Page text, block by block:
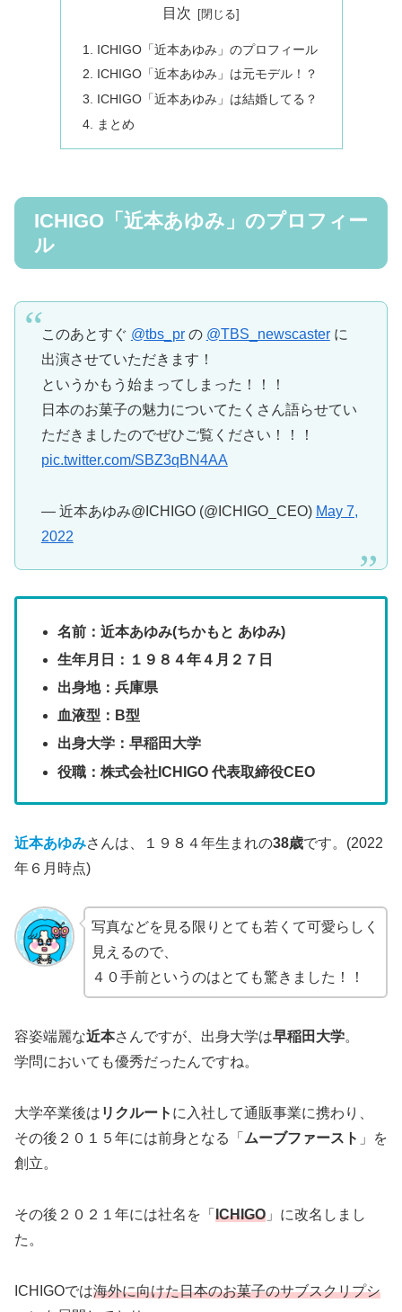
目次
ICHIGO「近本あゆみ」のプロフィール
ICHIGO「近本あゆみ」は元モデル！？
ICHIGO「近本あゆみ」は結婚してる？
まとめ
ICHIGO「近本あゆみ」のプロフィー
ル
このあとすぐ @tbs_prの @TBS_newscasterに
出演させていただきます！
というかもう始まってしまった！！！
日本のお菓子の魅力についてたくさん語らせてい
ただきましたのでぜひご覧ください！！！
pic.twitter.com/SBZ3qBN4AA
— 近本あゆみ@ICHIGO (@ICHIGO_CEO) May 7,
2022
名前：近本あゆみ(ちかもと あゆみ)
生年月日：１９８４年４月２７日
出身地：兵庫県
血液型：B型
出身大学：早稲田大学
役職：株式会社ICHIGO 代表取締役CEO
近本あゆみさんは、１９８４年生まれの38歳です。(2022
年６月時点)
写真などを見る限りとても若くて可愛らしく
見えるので、
４０手前というのはとても驚きました！！
容姿端麗な近本さんですが、出身大学は早稲田大学。
学問においても優秀だったんですね。
大学卒業後は リクルート に入社して通販事業に携わり、
その後２０１５年には前身となる「 ムーブファースト 」を
創立。
その後２０２１年には社名を「 ICHIGO 」に改名しまし
た。
ICHIGOでは海外に向けた日本のお菓子のサブスクリプシ